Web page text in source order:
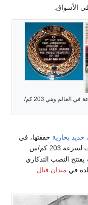
الأسواق.
سجلت أعلى سرعة في العالم وهي 203 كم/
بخارية حققتها، في
203 كم/س.
يفتتح النصب التذكاري
في ميدان قتال